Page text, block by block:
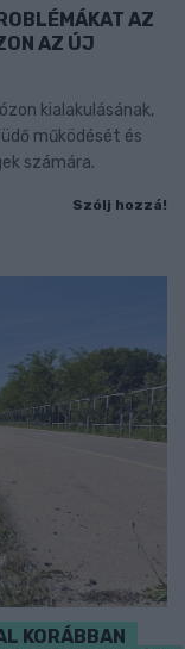
AZ
AZ ÚJ
kialakulásának,
működését és
számára.
Szólj hozzá!
KORÁBBAN